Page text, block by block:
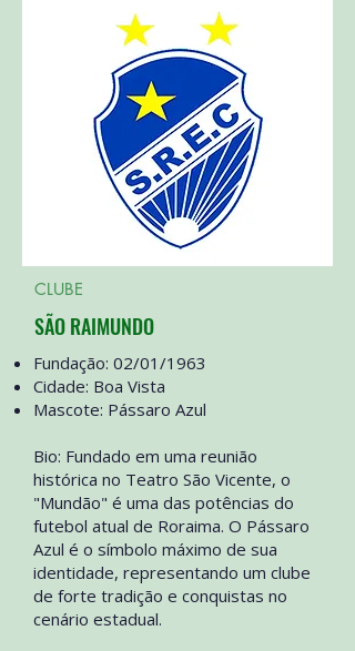
CLUBE
SÃO RAIMUNDO
Fundação: 02/01/1963
Cidade: Boa Vista
Mascote: Pássaro Azul
Bio: Fundado em uma reunião
histórica no Teatro São Vicente, o
"Mundão" é uma das potências do
futebol atual de Roraima. O Pássaro
Azul é o símbolo máximo de sua
identidade, representando um clube
de forte tradição e conquistas no
cenário estadual.